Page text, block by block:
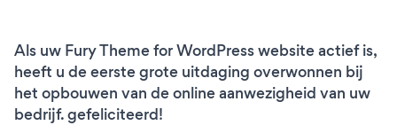
Als uw Fury Theme for WordPress website actief is,
heeft u de eerste grote uitdaging overwonnen bij
het opbouwen van de online aanwezigheid van uw
bedrijf. gefeliciteerd!